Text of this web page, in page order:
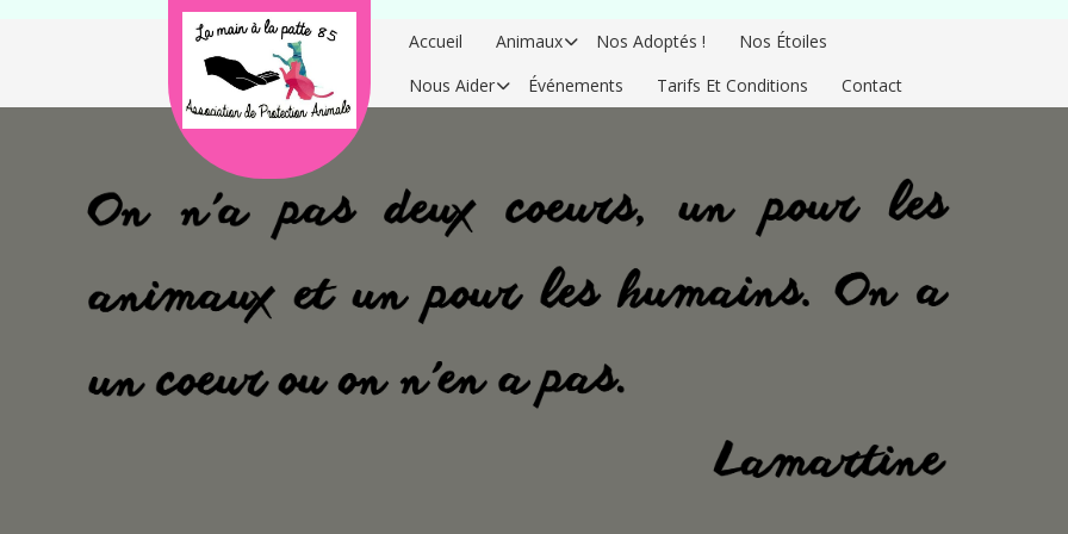
Accueil Animaux Nos Adoptés !
Nos Étoiles
Nous Aider
Événements Tarifs Et Conditions Contact